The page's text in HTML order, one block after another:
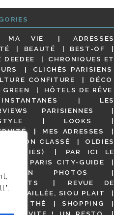
MA VIE
ADRESSES
BEAUTÉ
BEST-OF
DEEDEE
CHRONIQUES ET
CLICHÉS PARISIENS
CONFITURE
DÉCO
GREEN
HÔTELS DE RÊVE
INSTANTANÉS
LES
PARISIENNES
LOOKS
MES ADRESSES
NON CLASSÉ
OLDIES
GOODIES)
PAR ICI LE
!
PARIS CITY-GUIDE
EN PHOTOS
REVUE DE
DÉTAILLÉE, SIOU PLAIT
DE THÉ
SHOPPING
VITE ! UN RESTO